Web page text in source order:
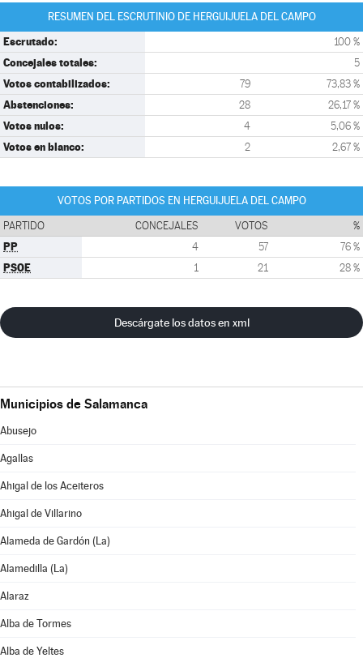
RESUMEN DEL ESCRUTINIO DE HERGUIJUELA DEL CAMPO
Escrutado: 100 %
Concejales totales: 5
Votos contabilizados: 79 73,83 %
Abstenciones: 28 26,17 %
Votos nulos: 4 5,06 %
Votos en blanco: 2 2,67 %
VOTOS POR PARTIDOS EN HERGUIJUELA DEL CAMPO
PARTIDO CONCEJALES VOTOS %
PP 4 57 76 %
PSOE 1 21 28 %
Descárgate los datos en xml
Municipios de Salamanca
Abusejo
Agallas
Ahigal de los Aceiteros
Ahigal de Villarino
Alameda de Gardón (La)
Alamedilla (La)
Alaraz
Alba de Tormes
Alba de Yeltes